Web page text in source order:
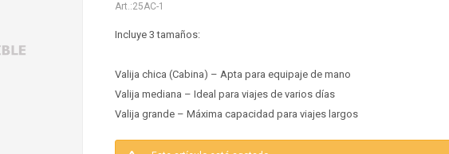
25AC-1
Incluye 3 tamaños:
Valija chica (Cabina) – Apta para equipaje de mano
Valija mediana – Ideal para viajes de varios días
Valija grande – Máxima capacidad para viajes largos